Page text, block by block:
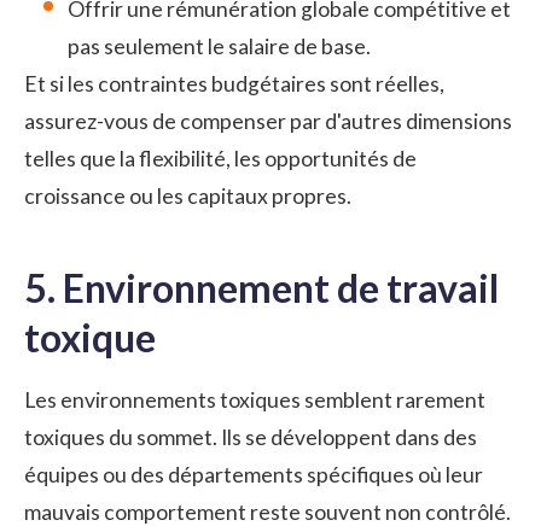
Offrir une rémunération globale compétitive et
pas seulement le salaire de base.
Et si les contraintes budgétaires sont réelles,
assurez-vous de compenser par d'autres dimensions
telles que la flexibilité, les opportunités de
croissance ou les capitaux propres.
5. Environnement de travail
toxique
Les environnements toxiques semblent rarement
toxiques du sommet. Ils se développent dans des
équipes ou des départements spécifiques où leur
mauvais comportement reste souvent non contrôlé.